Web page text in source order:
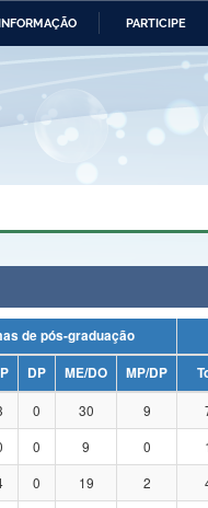
PARTICIPE
Ministério da
e dos Direitos
Planalto
Total de Programas de pós-graduação
DP ME/DO MP/DP
0 30 9
0 9 0
0 19 2